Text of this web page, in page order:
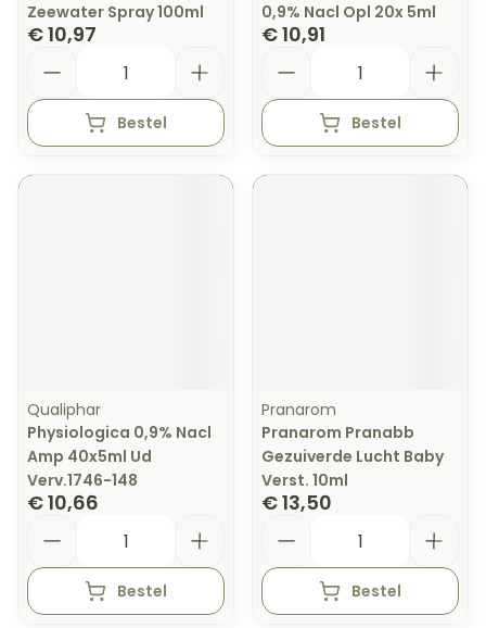
Zeewater Spray 100ml
€ 10,97
Bestel
0,9% Nacl Opl 20x 5ml
€ 10,91
Bestel
Qualiphar
Physiologica 0,9% Nacl
Amp 40x5ml Ud
Verv.1746-148
€ 10,66
Bestel
Pranarom
Pranarom Pranabb
Gezuiverde Lucht Baby
Verst. 10ml
€ 13,50
Bestel